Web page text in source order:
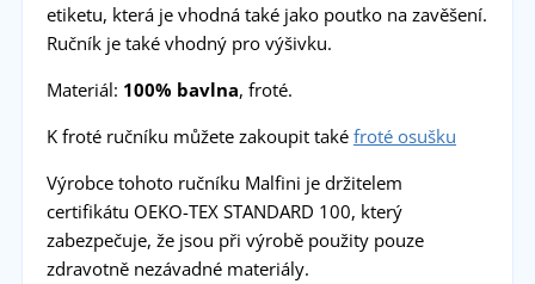
etiketu, která je vhodná také jako poutko na zavěšení.
Ručník je také vhodný pro výšivku.
Materiál: 100% bavlna, froté.
K froté ručníku můžete zakoupit také froté osušku
Výrobce tohoto ručníku Malfini je držitelem
certifikátu OEKO-TEX STANDARD 100, který
zabezpečuje, že jsou při výrobě použity pouze
zdravotně nezávadné materiály.